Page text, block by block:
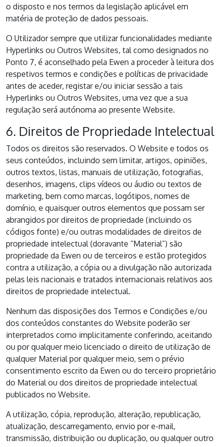
o disposto e nos termos da legislação aplicável em
matéria de proteção de dados pessoais.
O Utilizador sempre que utilizar funcionalidades mediante
Hyperlinks ou Outros Websites, tal como designados no
Ponto 7, é aconselhado pela Ewen a proceder à leitura dos
respetivos termos e condições e políticas de privacidade
antes de aceder, registar e/ou iniciar sessão a tais
Hyperlinks ou Outros Websites, uma vez que a sua
regulação será autónoma ao presente Website.
6. Direitos de Propriedade Intelectual
Todos os direitos são reservados. O Website e todos os
seus conteúdos, incluindo sem limitar, artigos, opiniões,
outros textos, listas, manuais de utilização, fotografias,
desenhos, imagens, clips vídeos ou áudio ou textos de
marketing, bem como marcas, logótipos, nomes de
domínio, e quaisquer outros elementos que possam ser
abrangidos por direitos de propriedade (incluindo os
códigos fonte) e/ou outras modalidades de direitos de
propriedade intelectual (doravante “Material”) são
propriedade da Ewen ou de terceiros e estão protegidos
contra a utilização, a cópia ou a divulgação não autorizada
pelas leis nacionais e tratados internacionais relativos aos
direitos de propriedade intelectual.
Nenhum das disposições dos Termos e Condições e/ou
dos conteúdos constantes do Website poderão ser
interpretados como implicitamente conferindo, aceitando
ou por qualquer meio licenciado o direito de utilização de
qualquer Material por qualquer meio, sem o prévio
consentimento escrito da Ewen ou do terceiro proprietário
do Material ou dos direitos de propriedade intelectual
publicados no Website.
A utilização, cópia, reprodução, alteração, republicação,
atualização, descarregamento, envio por e-mail,
transmissão, distribuição ou duplicação, ou qualquer outro